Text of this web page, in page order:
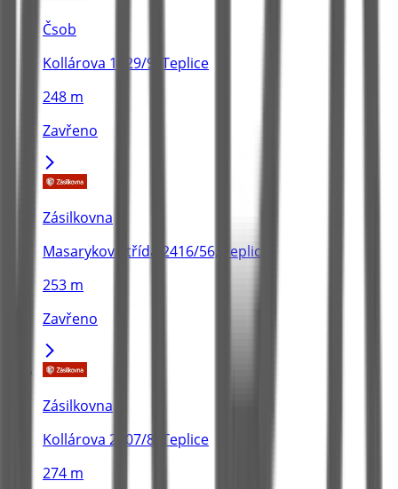
Čsob
Kollárova 1629/9, Teplice
248 m
Zavřeno
Zásilkovna
Masarykova třída 2416/56, Teplice
253 m
Zavřeno
Zásilkovna
Kollárova 2807/8, Teplice
274 m